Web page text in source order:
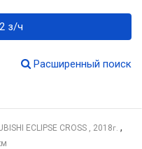
Найдено 12 з/ч
Расширенный поиск
ECLIPSE CROSS , 2018г. ,